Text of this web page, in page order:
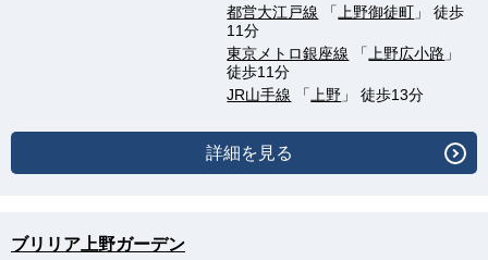
都営大江戸線 「 上野御徒町 」 徒歩
11分
東京メトロ銀座線 「 上野広小路 」
徒歩11分
JR山手線 「 上野 」 徒歩13分
詳細を見る
ブリリア上野ガーデン